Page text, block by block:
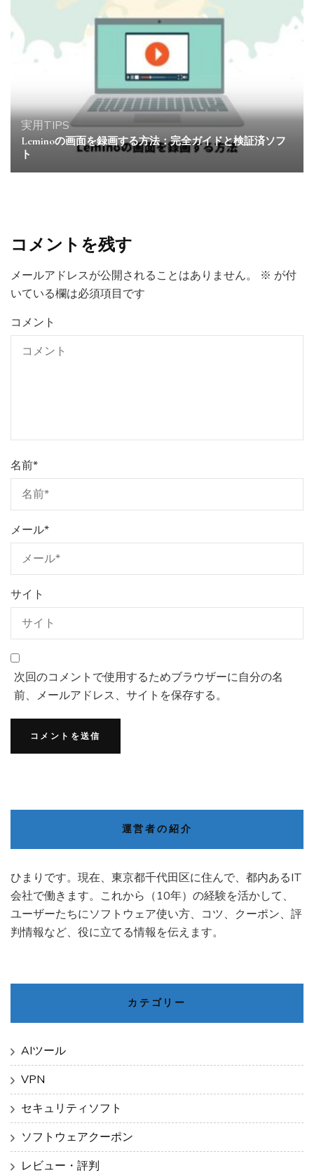
実用TIPS
Leminoの画面を録画する方法：完全ガイドと検証済ソフ
ト
コメントを残す
メールアドレスが公開されることはありません。 ※ が付
いている欄は必須項目です
コメント
名前*
メール*
サイト
次回のコメントで使用するためブラウザーに自分の名
前、メールアドレス、サイトを保存する。
運営者の紹介
ひまりです。現在、東京都千代田区に住んで、都内あるIT
会社で働きます。これから（10年）の経験を活かして、
ユーザーたちにソフトウェア使い方、コツ、クーポン、評
判情報など、役に立てる情報を伝えます。
カテゴリー
AIツール
VPN
セキュリティソフト
ソフトウェアクーポン
レビュー・評判